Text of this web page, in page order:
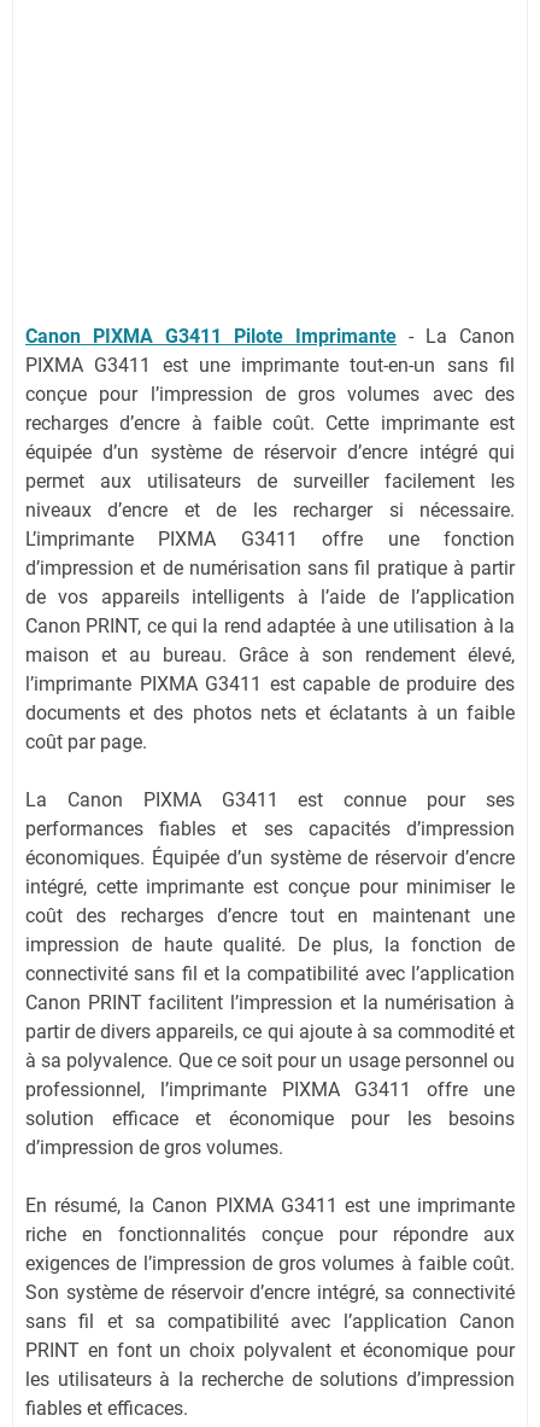
Canon PIXMA G3411 Pilote Imprimante - La Canon
PIXMA G3411 est une imprimante tout-en-un sans fil
conçue pour l’impression de gros volumes avec des
recharges d’encre à faible coût. Cette imprimante est
équipée d’un système de réservoir d’encre intégré qui
permet aux utilisateurs de surveiller facilement les
niveaux d’encre et de les recharger si nécessaire.
L’imprimante PIXMA G3411 offre une fonction
d’impression et de numérisation sans fil pratique à partir
de vos appareils intelligents à l’aide de l’application
Canon PRINT, ce qui la rend adaptée à une utilisation à la
maison et au bureau. Grâce à son rendement élevé,
l’imprimante PIXMA G3411 est capable de produire des
documents et des photos nets et éclatants à un faible
coût par page.
La Canon PIXMA G3411 est connue pour ses
performances fiables et ses capacités d’impression
économiques. Équipée d’un système de réservoir d’encre
intégré, cette imprimante est conçue pour minimiser le
coût des recharges d’encre tout en maintenant une
impression de haute qualité. De plus, la fonction de
connectivité sans fil et la compatibilité avec l’application
Canon PRINT facilitent l’impression et la numérisation à
partir de divers appareils, ce qui ajoute à sa commodité et
à sa polyvalence. Que ce soit pour un usage personnel ou
professionnel, l’imprimante PIXMA G3411 offre une
solution efficace et économique pour les besoins
d’impression de gros volumes.
En résumé, la Canon PIXMA G3411 est une imprimante
riche en fonctionnalités conçue pour répondre aux
exigences de l’impression de gros volumes à faible coût.
Son système de réservoir d’encre intégré, sa connectivité
sans fil et sa compatibilité avec l’application Canon
PRINT en font un choix polyvalent et économique pour
les utilisateurs à la recherche de solutions d’impression
fiables et efficaces.